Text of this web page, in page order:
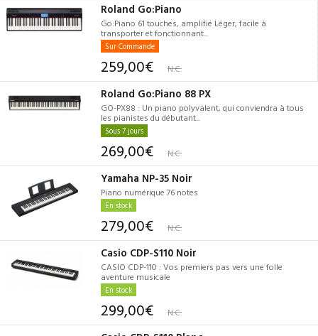
Roland Go:Piano
Go:Piano 61 touches, amplifié Léger, facile à
transporter et fonctionnant...
Sur Commande
259,00€ N.C.
Roland Go:Piano 88 PX
GO-PX88 : Un piano polyvalent, qui conviendra à tous
les pianistes du débutant...
Sous 7 jours
269,00€ N.C.
Yamaha NP-35 Noir
Piano numérique 76 notes
En stock
279,00€ N.C.
Casio CDP-S110 Noir
CASIO CDP-110 : Vos premiers pas vers une folle
aventure musicale
En stock
299,00€ N.C.